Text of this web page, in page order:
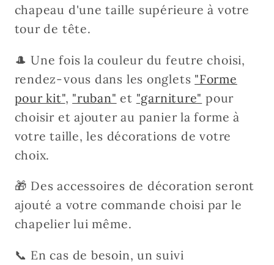
chapeau d'une taille supérieure à votre
tour de tête.
🎩 Une fois la couleur du feutre choisi,
rendez-vous dans les onglets "Forme
pour kit", "ruban" et "garniture" pour
choisir et ajouter au panier la forme à
votre taille, les décorations de votre
choix.
🎁 Des accessoires de décoration seront
ajouté a votre commande choisi par le
chapelier lui même.
📞 En cas de besoin, un suivi